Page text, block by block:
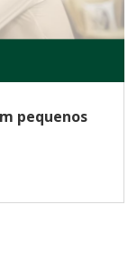
pequenos